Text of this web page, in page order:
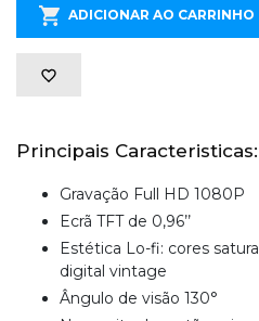
ADICIONAR AO CARRINHO
Principais Caracteristicas:
Gravação Full HD 1080P
Ecrã TFT de 0,96’’
Estética Lo-fi: cores
digital vintage
Ângulo de visão 130°